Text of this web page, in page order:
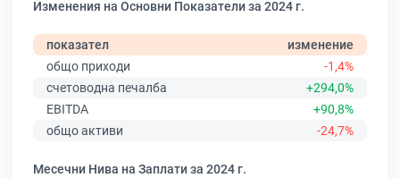
Изменения на Основни Показатели за 2024 г.
показател
изменение
общо приходи
-1,4%
счетоводна печалба
+294,0%
EBITDA
+90,8%
общо активи
-24,7%
Месечни Нива на Заплати за 2024 г.